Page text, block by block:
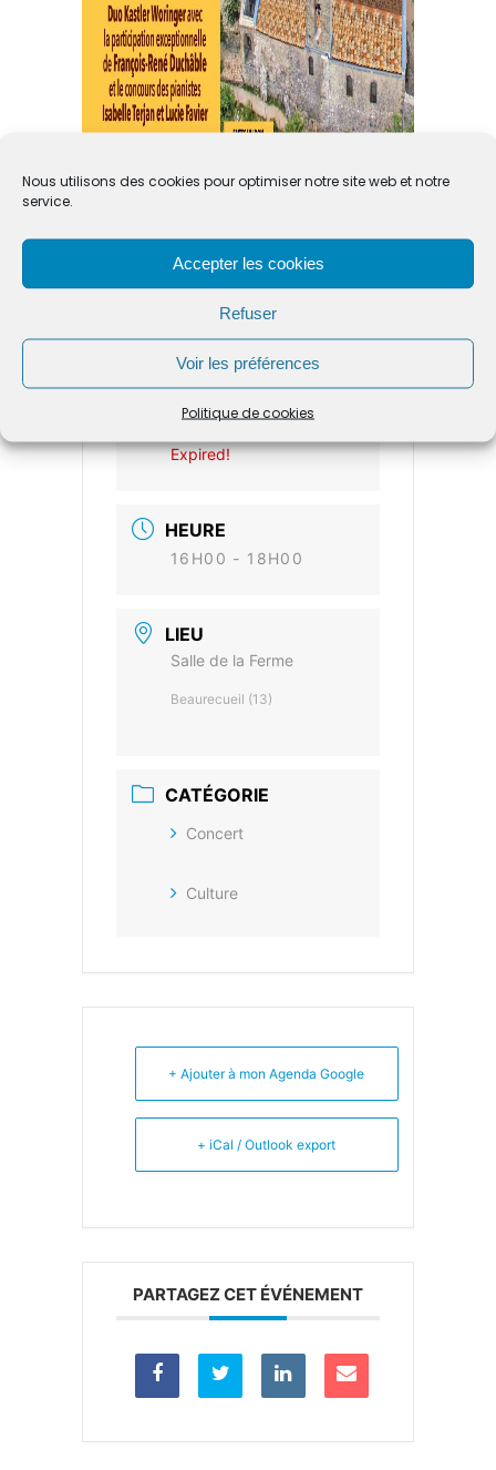
Nous utilisons des cookies pour optimiser notre site web et notre
service.
Accepter les cookies
Refuser
Voir les préférences
Politique de cookies
DATE
SEP 28 2024
Expired!
HEURE
16H00 - 18H00
LIEU
Salle de la Ferme
Beaurecueil (13)
CATÉGORIE
Concert
Culture
+ Ajouter à mon Agenda Google
+ iCal / Outlook export
PARTAGEZ CET ÉVÉNEMENT